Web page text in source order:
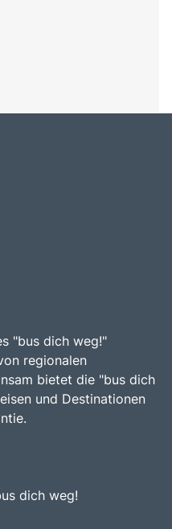
"bus dich weg!"
regionalen
bietet die "bus dich
und Destinationen
dich weg!